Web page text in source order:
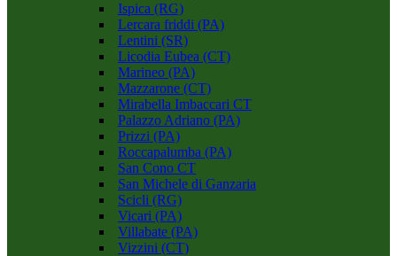
Ispica (RG)
Lercara friddi (PA)
Lentini (SR)
Licodia Eubea (CT)
Marineo (PA)
Mazzarone (CT)
Mirabella Imbaccari CT
Palazzo Adriano (PA)
Prizzi (PA)
Roccapalumba (PA)
San Cono CT
San Michele di Ganzaria
Scicli (RG)
Vicari (PA)
Villabate (PA)
Vizzini (CT)